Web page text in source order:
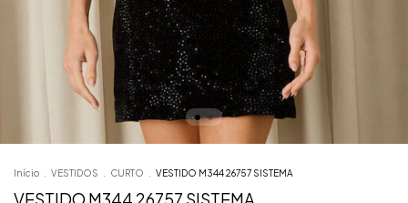
Início VESTIDOS CURTO VESTIDO M344 26757 SISTEMA